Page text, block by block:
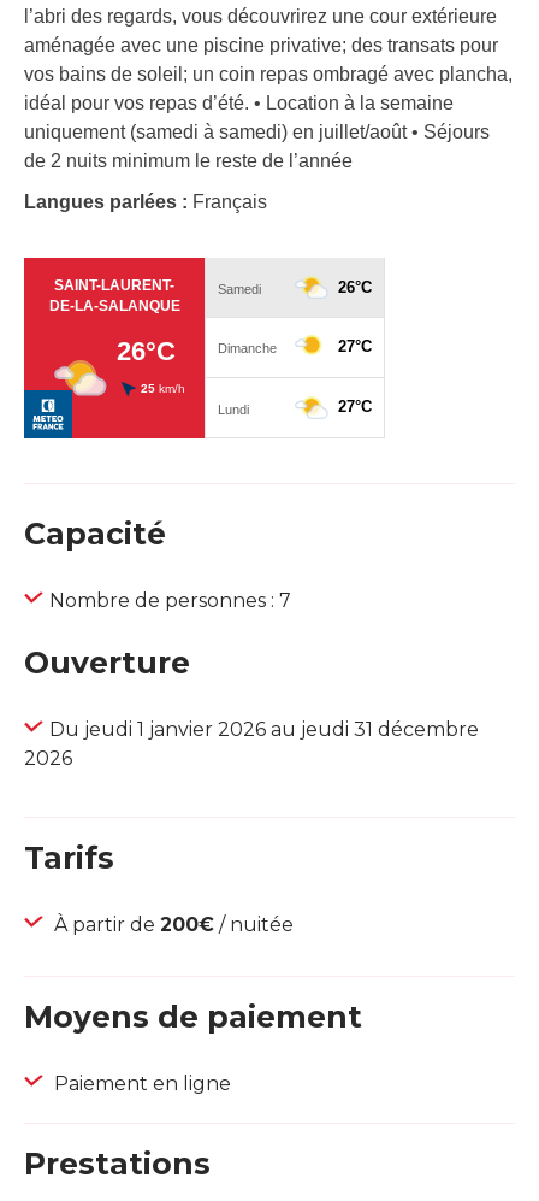
l’abri des regards, vous découvrirez une cour extérieure
aménagée avec une piscine privative; des transats pour
vos bains de soleil; un coin repas ombragé avec plancha,
idéal pour vos repas d’été. • Location à la semaine
uniquement (samedi à samedi) en juillet/août • Séjours
de 2 nuits minimum le reste de l’année
Langues parlées : Français
Capacité
Nombre de personnes : 7
Ouverture
Du jeudi 1 janvier 2026 au jeudi 31 décembre
2026
Tarifs
À partir de 200€ / nuitée
Moyens de paiement
Paiement en ligne
Prestations